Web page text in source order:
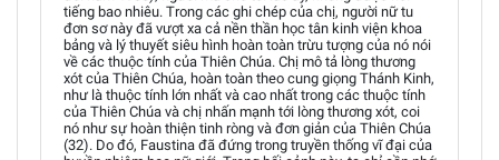
tiếng bao nhiêu. Trong các ghi chép của chị, người nữ tu
đơn sơ này đã vượt xa cả nền thần học tân kinh viện khoa
bảng và lý thuyết siêu hình hoàn toàn trừu tượng của nó nói
về các thuộc tính của Thiên Chúa. Chị mô tả lòng thương
xót của Thiên Chúa, hoàn toàn theo cung giọng Thánh Kinh,
như là thuộc tính lớn nhất và cao nhất trong các thuộc tính
của Thiên Chúa và chị nhấn mạnh tới lòng thương xót, coi
nó như sự hoàn thiện tinh ròng và đơn giản của Thiên Chúa
(32). Do đó, Faustina đã đứng trong truyền thống vĩ đại của